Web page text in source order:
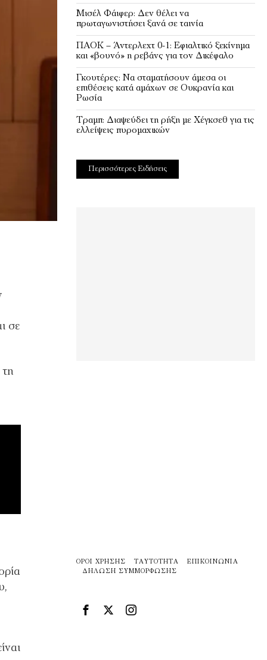
σε
Μισέλ Φάιφερ: Δεν θέλει να
πρωταγωνιστήσει ξανά σε ταινία
ΠΑΟΚ – Άντερλεχτ 0-1: Εφιαλτικό ξεκίνημα
και «βουνό» η ρεβάνς για τον Δικέφαλο
Γκουτέρες: Να σταματήσουν άμεσα οι
επιθέσεις κατά αμάχων σε Ουκρανία και
Ρωσία
Τραμπ: Διαψεύδει τη ρήξη με Χέγκσεθ για τις
ελλείψεις πυρομαχικών
Περισσότερες Ειδήσεις
ΌΡΟΙ ΧΡΉΣΗΣ ΤΑΥΤΌΤΗΤΑ
ΕΠΙΚΟΙΝΩΝΊΑ
ΔΉΛΩΣΗ ΣΥΜΜΌΡΦΩΣΗΣ